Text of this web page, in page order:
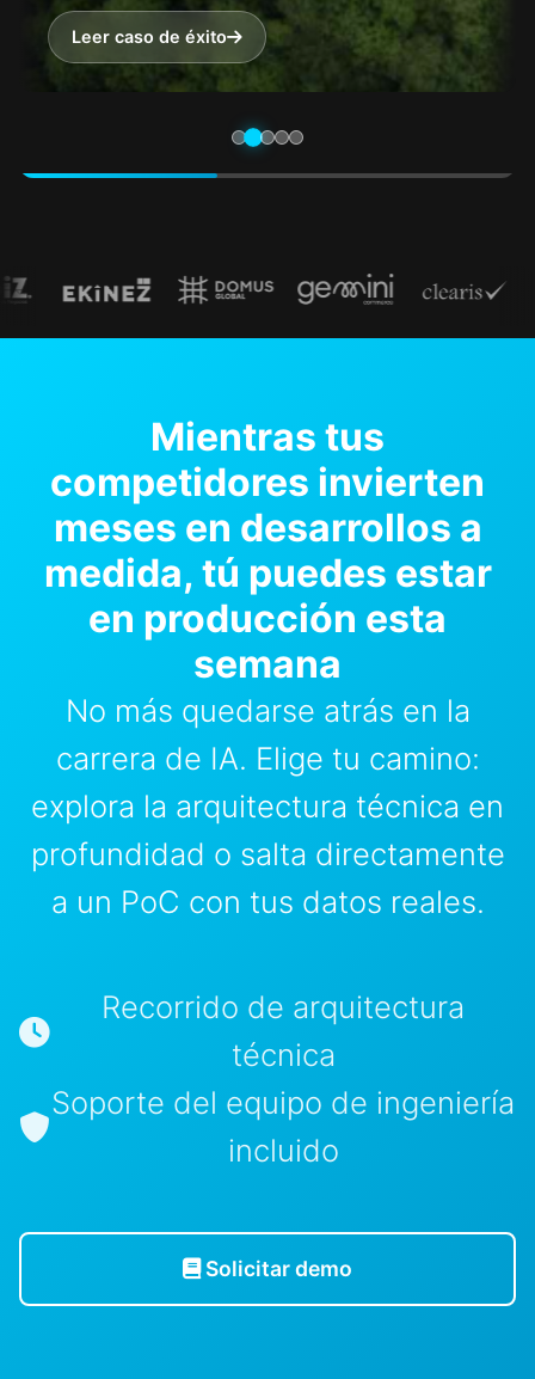
Leer caso de éxito
Mientras tus
competidores invierten
meses en desarrollos a
medida, tú puedes estar
en producción esta
semana
No más quedarse atrás en la
carrera de IA. Elige tu camino:
explora la arquitectura técnica en
profundidad o salta directamente
a un PoC con tus datos reales.
Recorrido de arquitectura
técnica
Soporte del equipo de ingeniería
incluido
Solicitar demo